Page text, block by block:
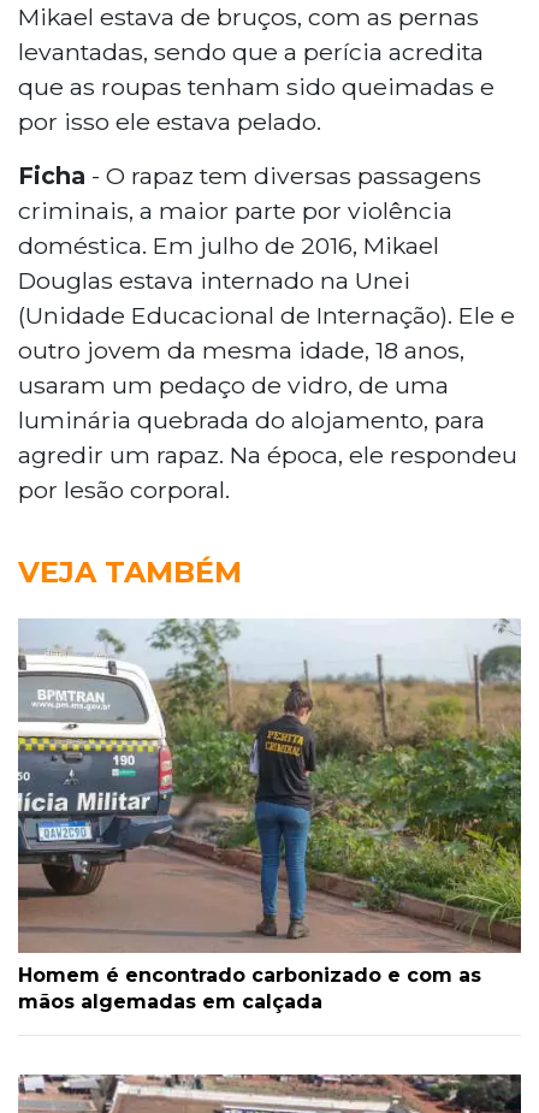
Mikael estava de bruços, com as pernas
levantadas, sendo que a perícia acredita
que as roupas tenham sido queimadas e
por isso ele estava pelado.
Ficha - O rapaz tem diversas passagens
criminais, a maior parte por violência
doméstica. Em julho de 2016, Mikael
Douglas estava internado na Unei
(Unidade Educacional de Internação). Ele e
outro jovem da mesma idade, 18 anos,
usaram um pedaço de vidro, de uma
luminária quebrada do alojamento, para
agredir um rapaz. Na época, ele respondeu
por lesão corporal.
VEJA TAMBÉM
Homem é encontrado carbonizado e com as
mãos algemadas em calçada